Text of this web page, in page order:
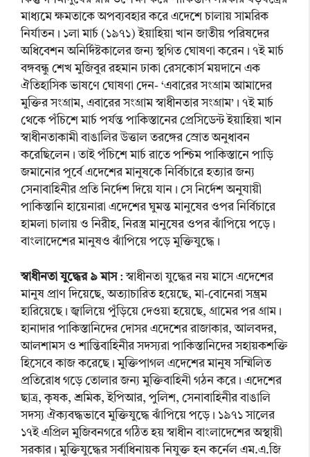
মাধ্যমে ক্ষমতাকে অপব্যবহার করে এদেশে চালায় সামরিক
নির্যাতন। ১লা মার্চ (১৯৭১) ইয়াহিয়া খান জাতীয় পরিষদের
অধিবেশন অনির্দিষ্টকালের জন্য স্থগিত ঘোষণা করেন। ৭ই মার্চ
বঙ্গবন্ধু শেখ মুজিবুর রহমান ঢাকা রেসকোর্স ময়দানে এক
ঐতিহাসিক ভাষণে ঘোষণা দেন- ‘এবারের সংগ্রাম আমাদের
মুক্তির সংগ্রাম, এবারের সংগ্রাম স্বাধীনতার সংগ্রাম’। ৭ই মার্চ
থেকে পঁচিশে মার্চ পর্যন্ত পাকিস্তানের প্রেসিডেন্ট ইয়াহিয়া খান
স্বাধীনতাকামী বাঙালির উত্তাল তরঙ্গের স্রোত অনুধাবন
করেছিলেন। তাই পঁচিশে মার্চ রাতে পশ্চিম পাকিস্তানে পাড়ি
জমানোর পূর্বে এদেশের মানুষকে নির্বিচারে হত্যার জন্য
সেনাবাহিনীর প্রতি নির্দেশ দিয়ে যান। সে নির্দেশ অনুযায়ী
পাকিস্তানি হায়েনারা এদেশের ঘুমন্ত মানুষের ওপর নির্বিচারে
হামলা চালায় ও নিরীহ, নিরস্ত্র মানুষের ওপর ঝাঁপিয়ে পড়ে।
বাংলাদেশের মানুষও ঝাঁপিয়ে পড়ে মুক্তিযুদ্ধে।
স্বাধীনতা যুদ্ধের ৯ মাস : স্বাধীনতা যুদ্ধের নয় মাসে এদেশের
মানুষ প্রাণ দিয়েছে, অত্যাচারিত হয়েছে, মা-বোনেরা সম্ভ্রম
হারিয়েছে। জ্বালিয়ে পুঁড়িয়ে দেওয়া হয়েছে, গ্রামের পর গ্রাম।
হানাদার পাকিস্তানিদের দোসর এদেশের রাজাকার, আলবদর,
আলশামস ও শান্তিবাহিনীর সদস্যরা পাকিস্তানিদের সহায়কশক্তি
হিসেবে কাজ করেছে। মুক্তিপাগল এদেশের মানুষ সম্মিলিত
প্রতিরোধ গড়ে তোলার জন্য মুক্তিবাহিনী গঠন করে। এদেশের
ছাত্র, কৃষক, শ্রমিক, ইপিআর, পুলিশ, সেনাবাহিনীর বাঙালি
সদস্য ঐক্যবদ্ধভাবে মুক্তিযুদ্ধে ঝাঁপিয়ে পড়ে। ১৯৭১ সালের
১৭ই এপ্রিল মুজিবনগরে গঠিত হয় স্বাধীন বাংলাদেশের অস্থায়ী
সরকার। মুক্তিযুদ্ধের সর্বাধিনায়ক নিযুক্ত হন কর্নেল এম.এ.জি